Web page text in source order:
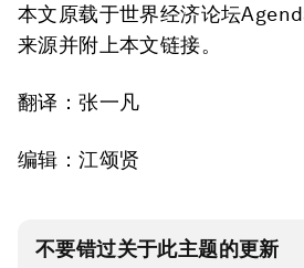
本文原载于世界经济论坛
来源并附上本文链接。
翻译：张一凡
编辑：江颂贤
不要错过关于此主题的更新